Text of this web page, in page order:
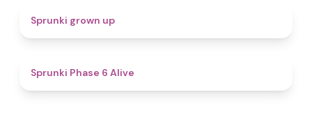
Sprunki grown up
Sprunki Phase 6 Alive